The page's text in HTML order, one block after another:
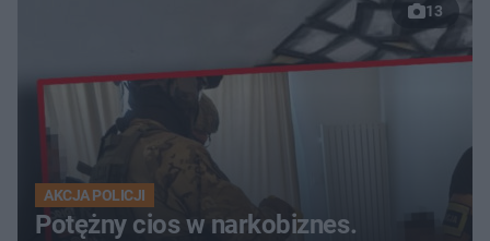
13
AKCJA POLICJI
Potężny cios w narkobiznes.